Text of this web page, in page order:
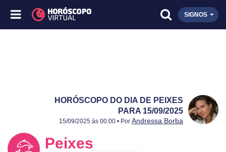
SIGNOS
HORÓSCOPO DO DIA DE PEIXES
PARA 15/09/2025
Publicado:
15/09/2025
Atualizado:
15/09/2025
15/09/2025 às 00:00 • Por Andressa Borba
Peixes